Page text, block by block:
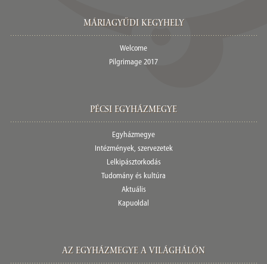
Máriagyűdi Kegyhely
Welcome
Pilgrimage 2017
Pécsi egyházmegye
Egyházmegye
Intézmények, szervezetek
Lelkipásztorkodás
Tudomány és kultúra
Aktuális
Kapuoldal
Az Egyházmegye a világhálón